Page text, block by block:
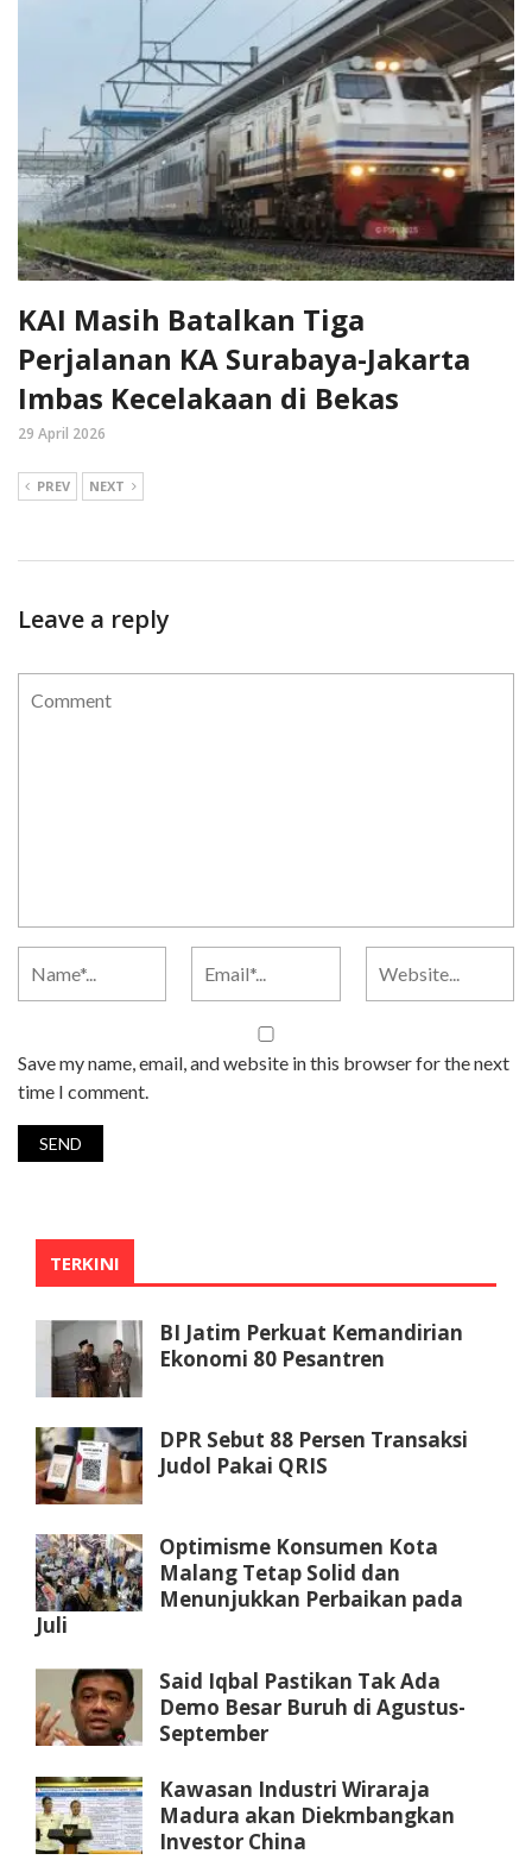
KAI Masih Batalkan Tiga
Perjalanan KA Surabaya-Jakarta
Imbas Kecelakaan di Bekas
29 April 2026
PREV NEXT
Leave a reply
Save my name, email, and website in this browser for the next
time I comment.
TERKINI
BI Jatim Perkuat Kemandirian
Ekonomi 80 Pesantren
DPR Sebut 88 Persen Transaksi
Judol Pakai QRIS
Optimisme Konsumen Kota
Malang Tetap Solid dan
Menunjukkan Perbaikan pada
Juli
Said Iqbal Pastikan Tak Ada
Demo Besar Buruh di Agustus-
September
Kawasan Industri Wiraraja
Madura akan Diekmbangkan
Investor China